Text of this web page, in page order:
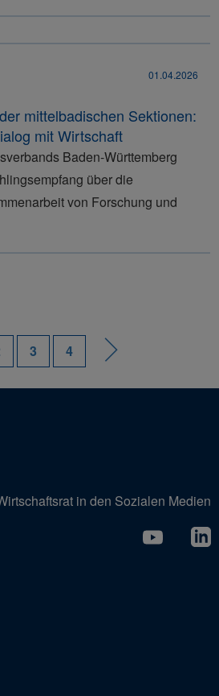
01.04.2026
mittelbadischen Sektionen:
mit Wirtschaft
Baden-Württemberg
über die
von Forschung und
3 4
in den Sozialen Medien